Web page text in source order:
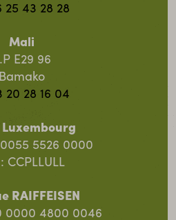
25 43 28 28
Mali
E29 96
Bamako
20 28 16 04
Luxembourg
0055 5526 0000
CCPLLULL
RAIFFEISEN
0000 4800 0046